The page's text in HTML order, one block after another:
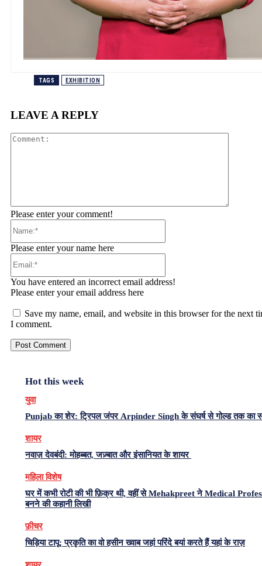
TAGS EXHIBITION
LEAVE A REPLY
Please enter your comment!
Please enter your name here
You have entered an incorrect email address!
Please enter your email address here
Save my name, email, and website in this browser for the next
I comment.
Hot this week
युवा
Punjab का शेर: ट्रिपल जंपर Arpinder Singh के संघर्ष से गोल्ड तक का
शायर
नवाज़ देवबंदी: मोहब्बत, जज़्बात और इंसानियत के शायर
महिला विशेष
घर में कभी रोटी की भी फ़िक्र थी, वहीं से Mehakpreet ने Medical
बनने की कहानी लिखी
फ़ीचर
चिड़िया टापू: प्रकृति का वो हसीन ख्वाब जहां परिंदे बयां करते हैं यहां के राज़